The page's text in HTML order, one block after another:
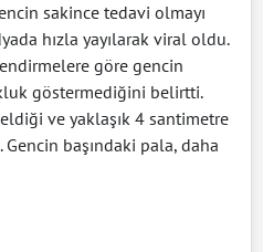
sakince tedavi olmayı
hızla yayılarak viral oldu.
göre gencin
göstermediğini belirtti.
ve yaklaşık 4 santimetre
başındaki pala, daha